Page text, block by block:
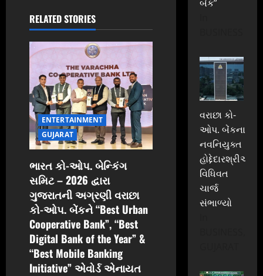
i
g
a
t
i
o
n
RELATED STORIES
ENTERTAINMENT
GUJARAT
ભારત કો-ઓપ. બેન્કિંગ
સમિટ – 2026 દ્વારા
ગુજરાતની અગ્રણી વરાછા
કો-ઓપ. બેંકને “Best Urban
Cooperative Bank”, “Best
Digital Bank of the Year” &
“Best Mobile Banking
Initiative” એવોર્ડ એનાયત
બેંક”
વરાછા કો-
ઓપ. બેંકના
નવનિયુક્ત
હોદ્દેદારશ્રીઓએ
વિધિવત
ચાર્જ
સંભાળ્યો